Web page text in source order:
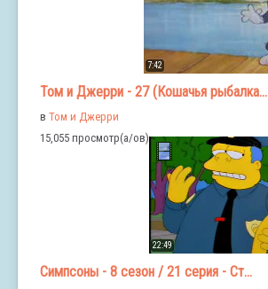
7:42
Том и Джерри - 27 (Кошачья рыбалка...
в Том и Джерри
15,055 просмотр(а/ов)
22:49
Симпсоны - 8 сезон / 21 серия - Ст...